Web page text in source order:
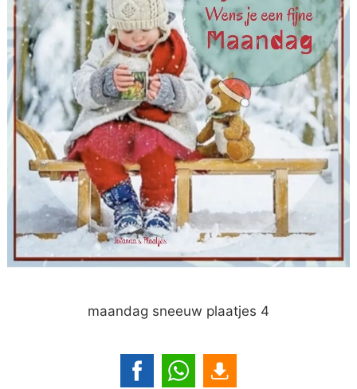
maandag sneeuw plaatjes 4